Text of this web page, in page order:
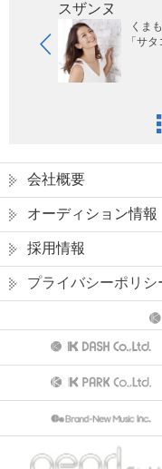
スザンヌ
くま
「サ
会社概要
オーディション情報
採用情報
プライバシーポリシ